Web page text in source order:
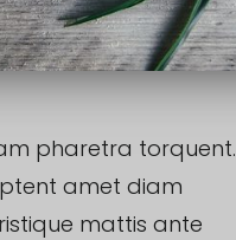
pharetra torquent.
amet diam
mattis ante